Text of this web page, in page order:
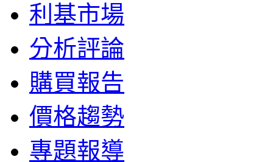
利基市場
分析評論
購買報告
價格趨勢
專題報導